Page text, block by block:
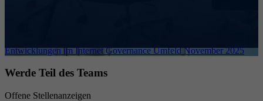
Entwicklungen im Internet Governance Umfeld November 2025
Werde Teil des Teams
Offene Stellenanzeigen